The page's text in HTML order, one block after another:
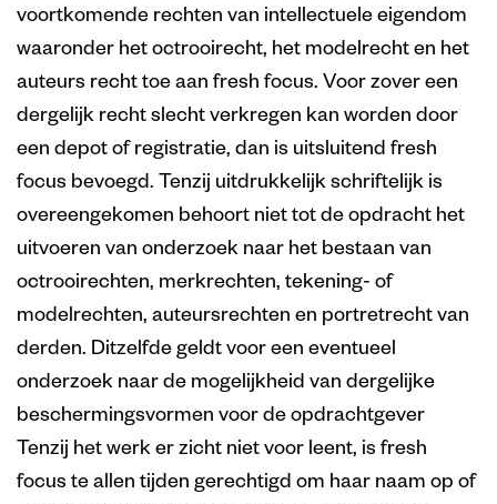
voortkomende rechten van intellectuele eigendom
waaronder het octrooirecht, het modelrecht en het
auteurs recht toe aan fresh focus. Voor zover een
dergelijk recht slecht verkregen kan worden door
een depot of registratie, dan is uitsluitend fresh
focus bevoegd. Tenzij uitdrukkelijk schriftelijk is
overeengekomen behoort niet tot de opdracht het
uitvoeren van onderzoek naar het bestaan van
octrooirechten, merkrechten, tekening- of
modelrechten, auteursrechten en portretrecht van
derden. Ditzelfde geldt voor een eventueel
onderzoek naar de mogelijkheid van dergelijke
beschermingsvormen voor de opdrachtgever
Tenzij het werk er zicht niet voor leent, is fresh
focus te allen tijden gerechtigd om haar naam op of